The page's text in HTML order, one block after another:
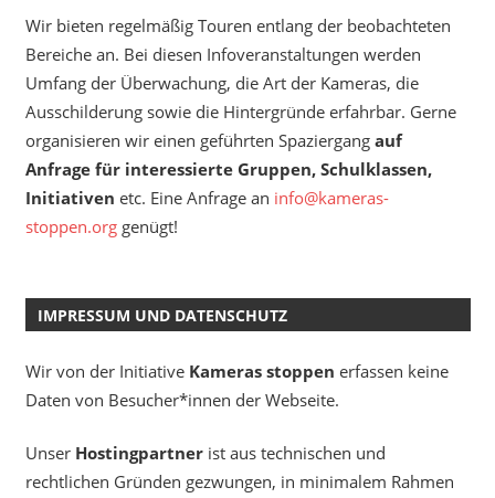
Wir bieten regelmäßig Touren entlang der beobachteten
Bereiche an. Bei diesen Infoveranstaltungen werden
Umfang der Überwachung, die Art der Kameras, die
Ausschilderung sowie die Hintergründe erfahrbar. Gerne
organisieren wir einen geführten Spaziergang auf
Anfrage für interessierte Gruppen, Schulklassen,
Initiativen etc. Eine Anfrage an info@kameras-
stoppen.orggenügt!
IMPRESSUM UND DATENSCHUTZ
Wir von der Initiative Kameras stoppen erfassen keine
Daten von Besucher*innen der Webseite.
Unser Hostingpartnerist aus technischen und
rechtlichen Gründen gezwungen, in minimalem Rahmen